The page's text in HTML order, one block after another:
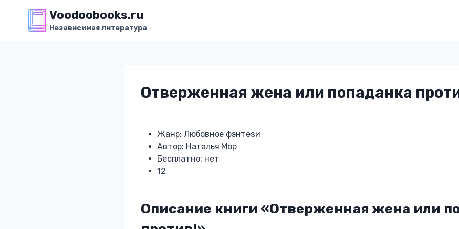
содержимому
Voodoobooks.ru
Независимая литература
Отверженная жена или попаданка
Жанр: Любовное фэнтези
Автор: Наталья Мор
Бесплатно: нет
12
Описание книги «Отверженная жена или